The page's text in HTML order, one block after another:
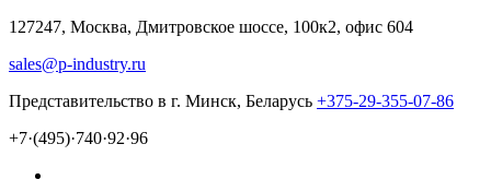
127247, Москва, Дмитровское шоссе, 100к2, офис 604
sales@p-industry.ru
Представительство в г. Минск, Беларусь +375-29-355-07-86
+7·(495)·740·92·96